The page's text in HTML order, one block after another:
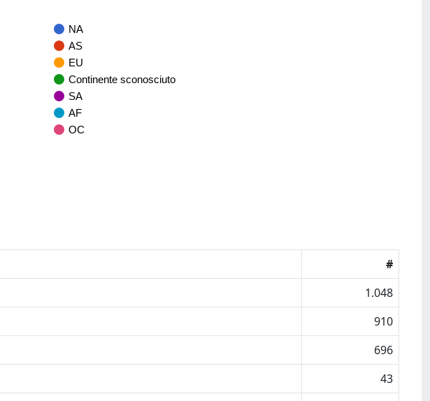
NA
AS
EU
Continente sconosciuto
SA
AF
OC
#
1.048
910
696
43